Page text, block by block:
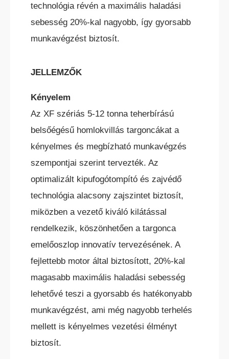
HC ÖNJÁRÓ OLLÓS
SZEMÉLYEMELŐ
HC ÖNJÁRÓ KAROS/OSZLOPOS
SZEMÉLYEMELŐK
technológia révén a maximális haladási
sebesség 20%-kal nagyobb, így gyorsabb
munkavégzést biztosít.
JELLEMZŐK
Kényelem
Az XF szériás 5-12 tonna teherbírású
belsőégésű homlokvillás targoncákat a
kényelmes és megbízható munkavégzés
szempontjai szerint tervezték. Az
optimalizált kipufogótompító és zajvédő
technológia alacsony zajszintet biztosít,
miközben a vezető kiváló kilátással
rendelkezik, köszönhetően a targonca
emelőoszlop innovatív tervezésének. A
fejlettebb motor által biztosított, 20%-kal
magasabb maximális haladási sebesség
lehetővé teszi a gyorsabb és hatékonyabb
munkavégzést, ami még nagyobb terhelés
mellett is kényelmes vezetési élményt
biztosít.